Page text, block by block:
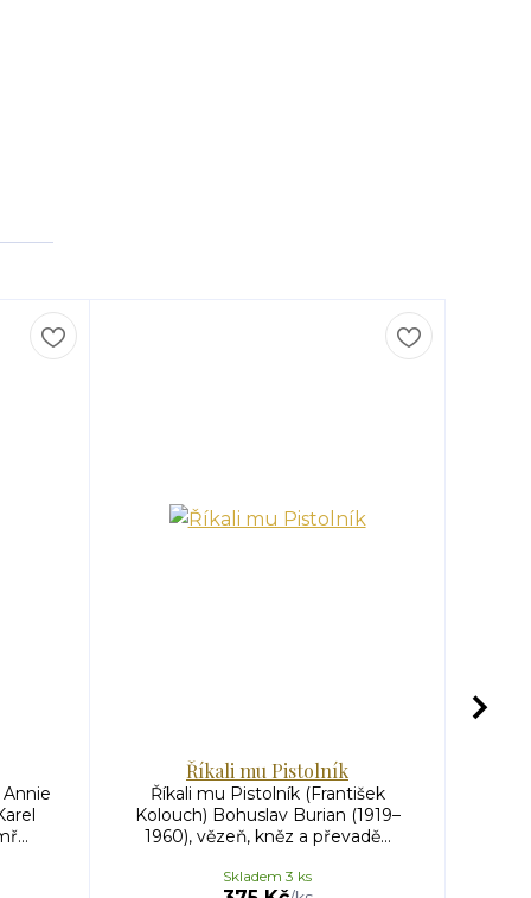
Říkali mu Pistolník
Říkali mu Pistolník (František
Kolouch) Bohuslav Burian (1919–
1960), vězeň, kněz a převadě...
Skladem 3 ks